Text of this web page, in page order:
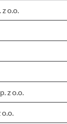
o.o.
z o.o.
o.o.